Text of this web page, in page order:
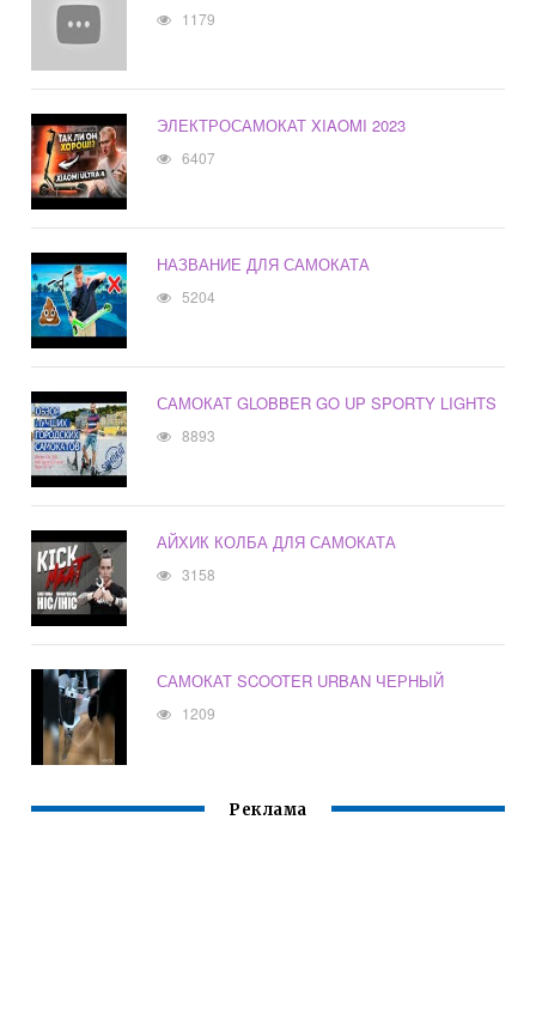
1179
ЭЛЕКТРОСАМОКАТ XIAOMI 2023
6407
НАЗВАНИЕ ДЛЯ САМОКАТА
5204
САМОКАТ GLOBBER GO UP SPORTY LIGHTS
8893
АЙХИК КОЛБА ДЛЯ САМОКАТА
3158
САМОКАТ SCOOTER URBAN ЧЕРНЫЙ
1209
Реклама